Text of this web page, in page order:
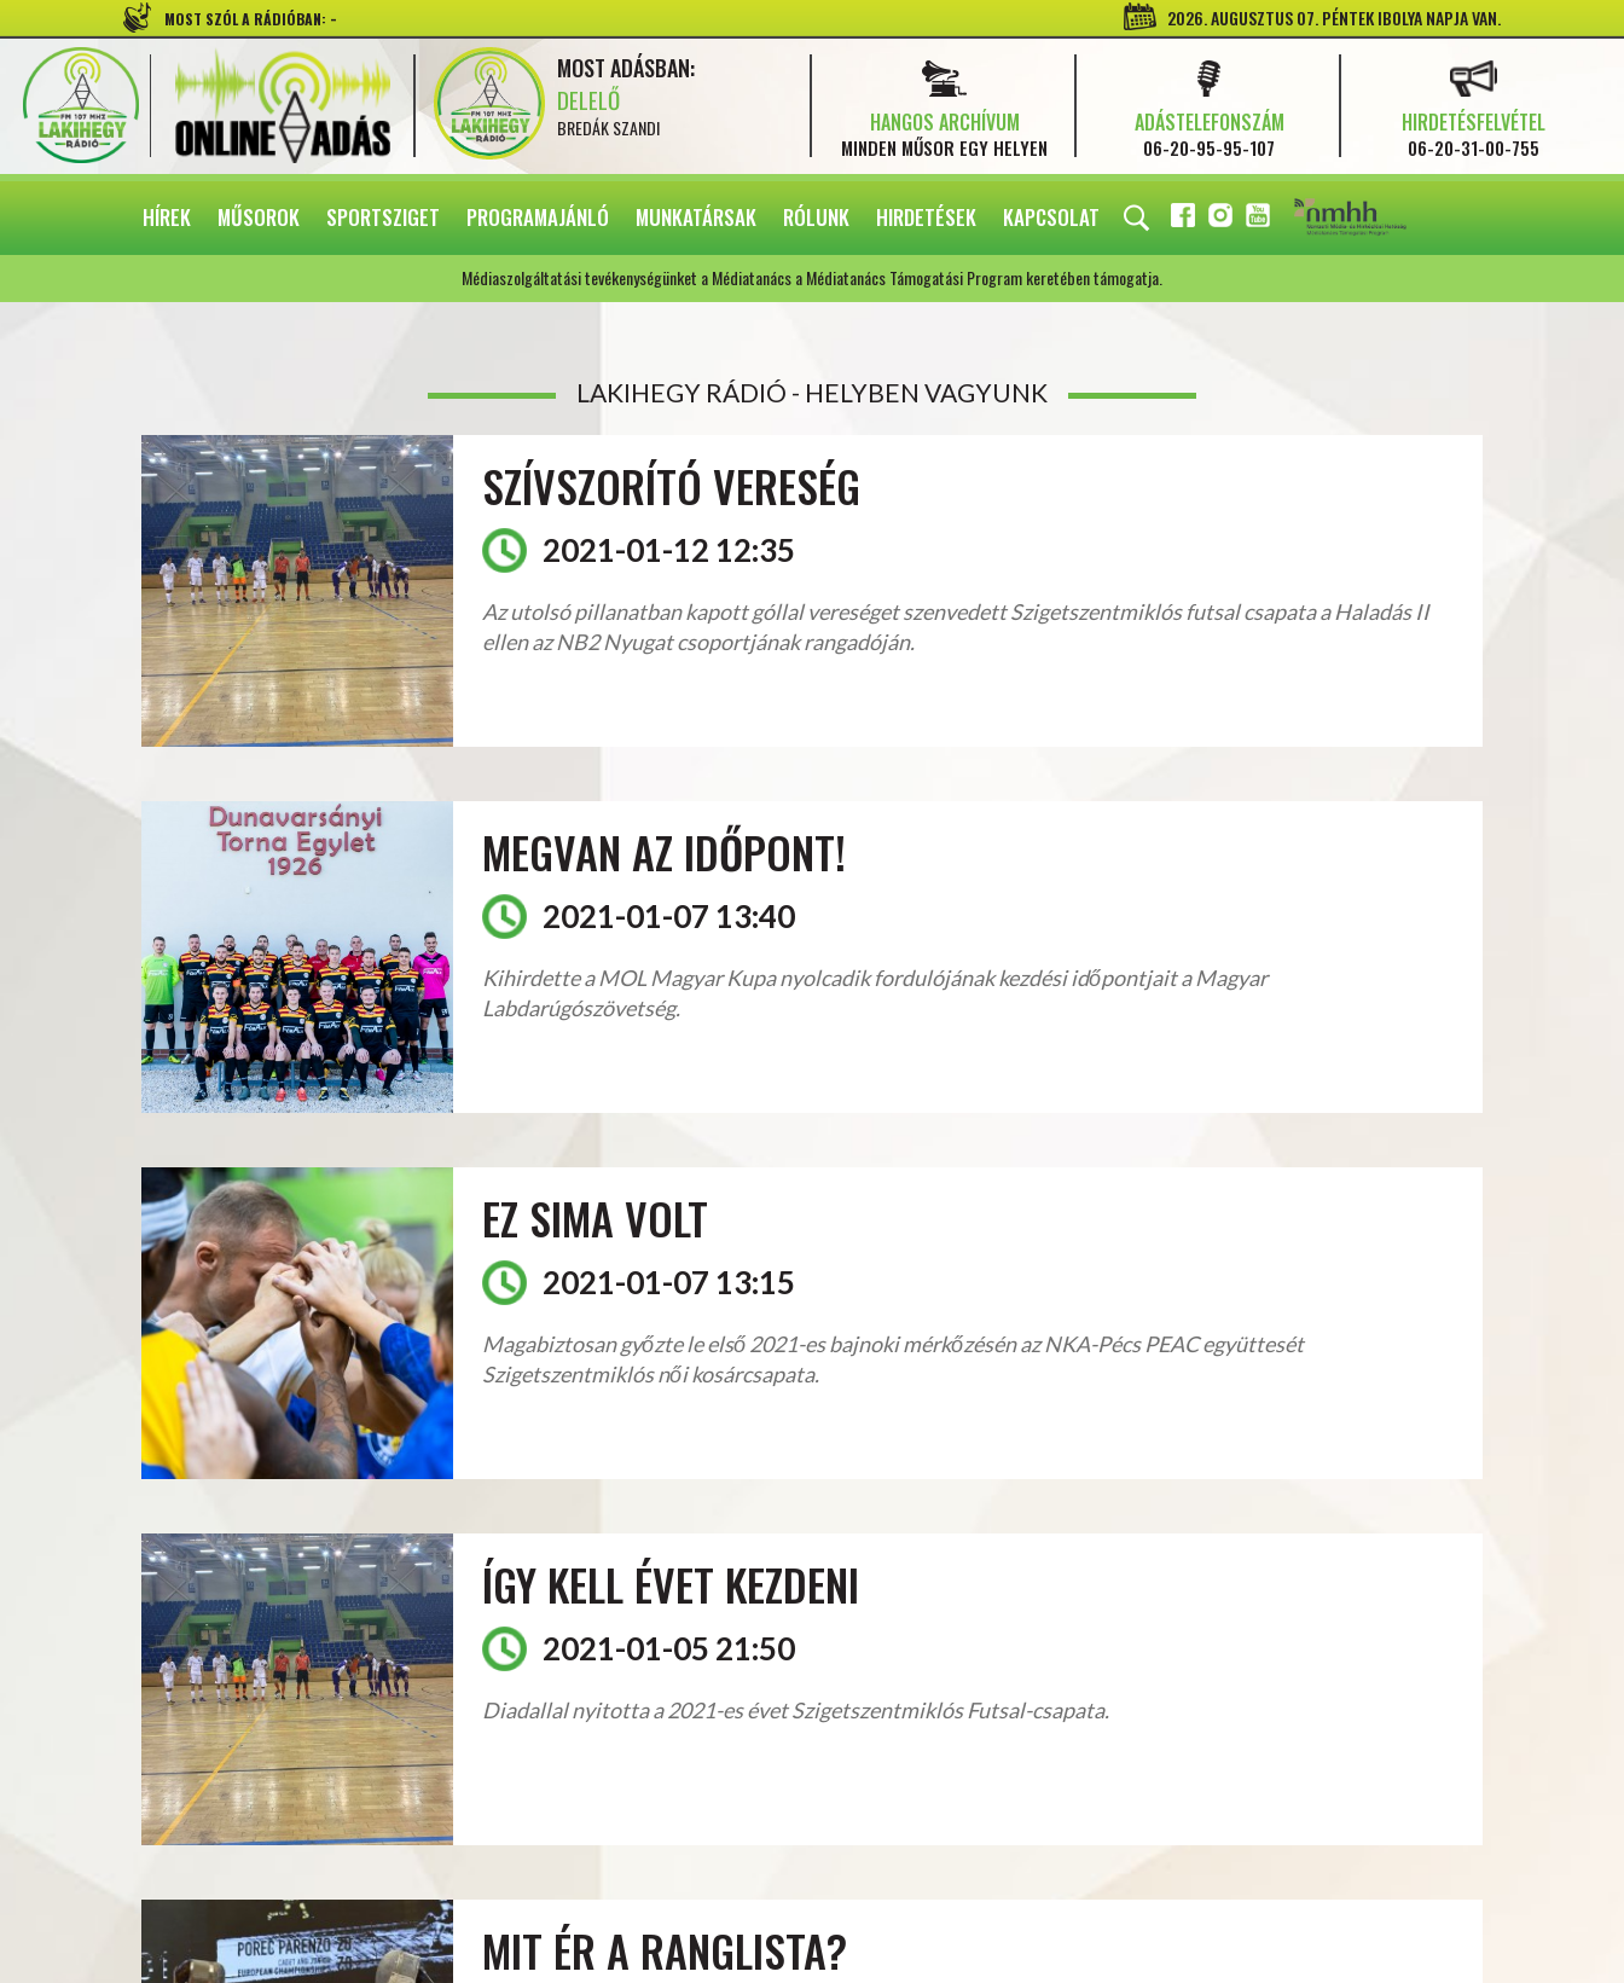
MOST SZÓL A RÁDIÓBAN: - 2026. AUGUSZTUS 07. PÉNTEK IBOLYA NAPJA VAN.
MOST ADÁSBAN:
DELELŐ
BREDÁK SZANDI HANGOS ARCHÍVUM
MINDEN MŰSOR EGY HELYEN
ADÁSTELEFONSZÁM
06-20-95-95-107
HIRDETÉSFELVÉTEL
06-20-31-00-755
HÍREK MŰSOROK SPORTSZIGET PROGRAMAJÁNLÓ MUNKATÁRSAK RÓLUNK HIRDETÉSEK KAPCSOLAT FACEBOOK
INSTAGRAM
YOUTUBE
Médiaszolgáltatási tevékenységünket a Médiatanács a Médiatanács Támogatási Program keretében támogatja.
LAKIHEGY RÁDIÓ - HELYBEN VAGYUNK
SZÍVSZORÍTÓ VERESÉG
2021-01-12 12:35
Az utolsó pillanatban kapott góllal vereséget szenvedett Szigetszentmiklós futsal csapata a Haladás II
ellen az NB2 Nyugat csoportjának rangadóján.
MEGVAN AZ IDŐPONT!
2021-01-07 13:40
Kihirdette a MOL Magyar Kupa nyolcadik fordulójának kezdési időpontjait a Magyar
Labdarúgószövetség.
EZ SIMA VOLT
2021-01-07 13:15
Magabiztosan győzte le első 2021-es bajnoki mérkőzésén az NKA-Pécs PEAC együttesét
Szigetszentmiklós női kosárcsapata.
ÍGY KELL ÉVET KEZDENI
2021-01-05 21:50
Diadallal nyitotta a 2021-es évet Szigetszentmiklós Futsal-csapata.
MIT ÉR A RANGLISTA?